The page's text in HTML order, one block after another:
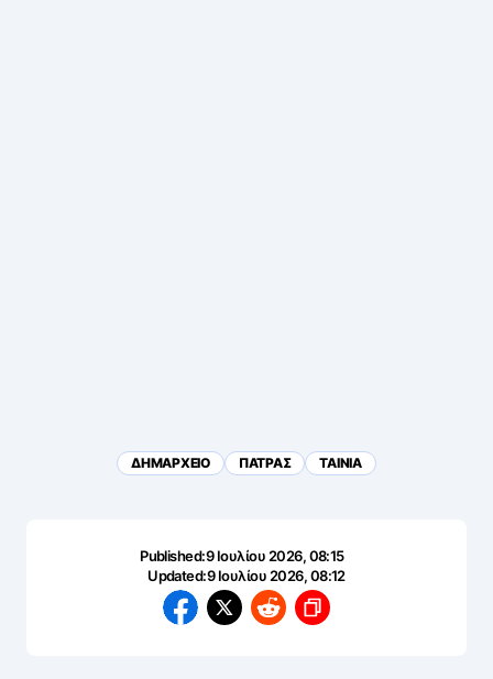
ΔΗΜΑΡΧΕΙΟ ΠΑΤΡΑΣ ΤΑΙΝΙΑ
Published:9 Ιουλίου 2026, 08:15
Updated:9 Ιουλίου 2026, 08:12